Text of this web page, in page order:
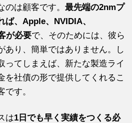
のは顧客です。最先端の2nmプ
ば、Apple、NVIDIA、
が必要で、そのためには、彼ら
あり、簡単ではありません。し
ってしまえば、新たな製造ライ
を社債の形で提供してくれるこ
です。
は1日でも早く実績をつくる必